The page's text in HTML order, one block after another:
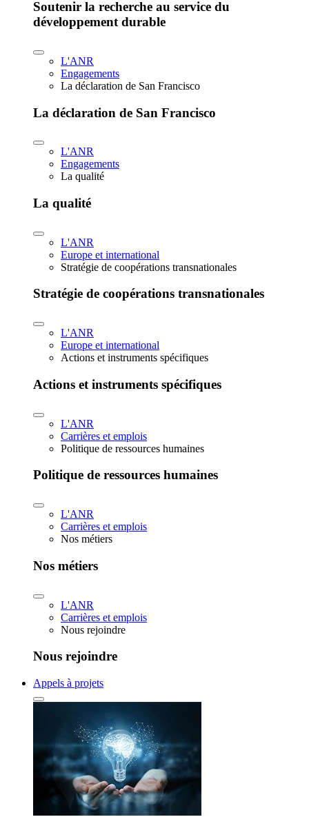
Soutenir la recherche au service du
développement durable
L'ANR
Engagements
La déclaration de San Francisco
La déclaration de San Francisco
L'ANR
Engagements
La qualité
La qualité
L'ANR
Europe et international
Stratégie de coopérations transnationales
Stratégie de coopérations transnationales
L'ANR
Europe et international
Actions et instruments spécifiques
Actions et instruments spécifiques
L'ANR
Carrières et emplois
Politique de ressources humaines
Politique de ressources humaines
L'ANR
Carrières et emplois
Nos métiers
Nos métiers
L'ANR
Carrières et emplois
Nous rejoindre
Nous rejoindre
Appels à projets